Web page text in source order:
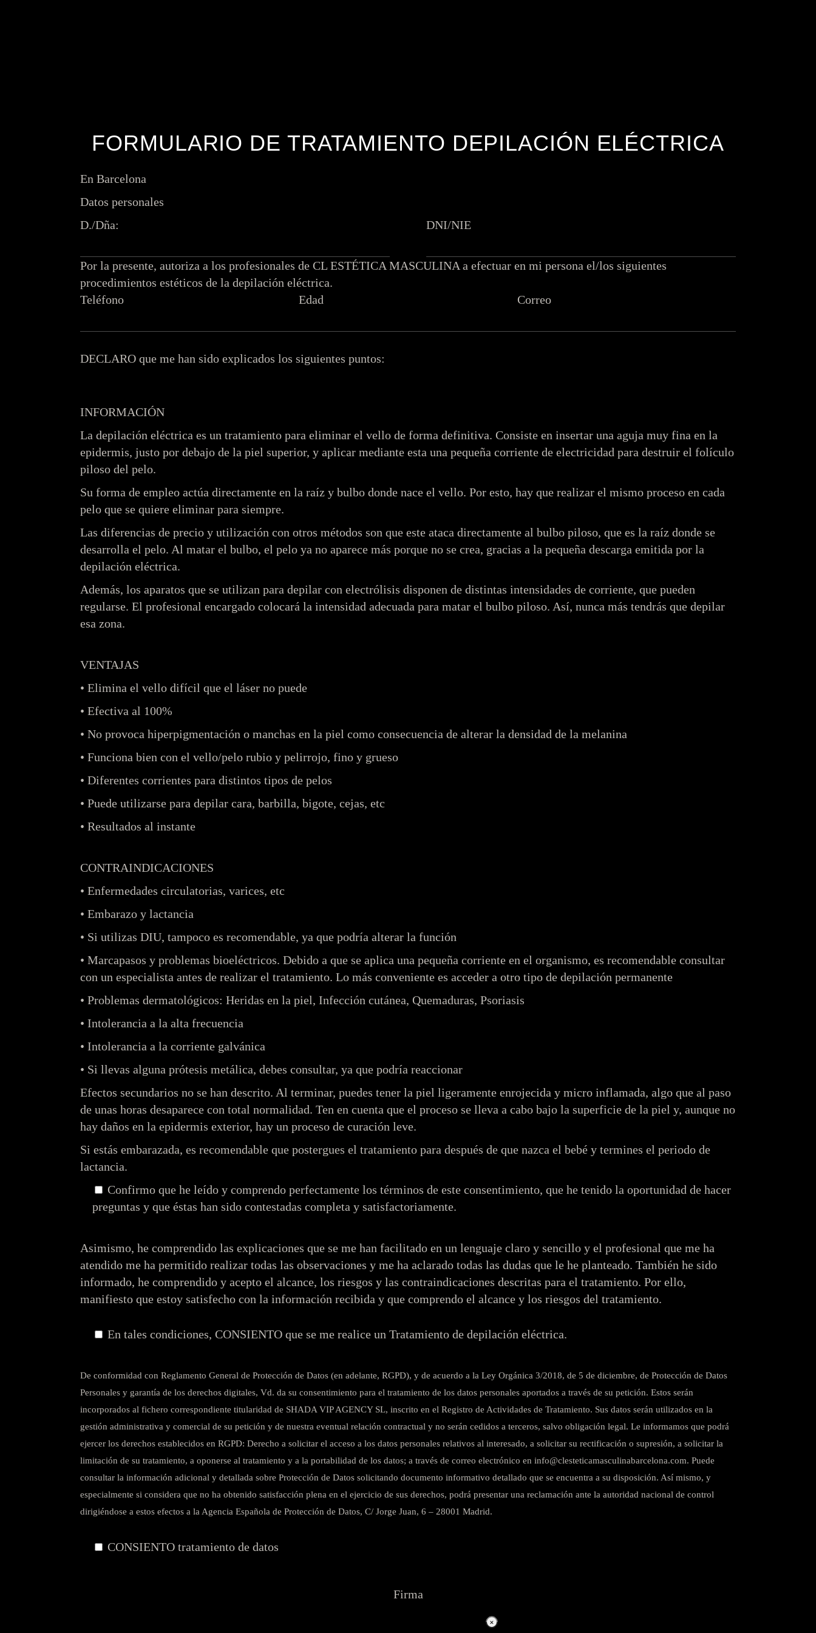
FORMULARIO DE TRATAMIENTO DEPILACIÓN ELÉCTRICA
En Barcelona
Datos personales
D./Dña:
DNI/NIE
Por la presente, autoriza a los profesionales de CL ESTÉTICA MASCULINA a efectuar en mi persona el/los siguientes
procedimientos estéticos de la depilación eléctrica.
Teléfono
Edad Correo
DECLARO que me han sido explicados los siguientes puntos:
INFORMACIÓN
La depilación eléctrica es un tratamiento para eliminar el vello de forma definitiva. Consiste en insertar una aguja muy fina en la
epidermis, justo por debajo de la piel superior, y aplicar mediante esta una pequeña corriente de electricidad para destruir el folículo
piloso del pelo.
Su forma de empleo actúa directamente en la raíz y bulbo donde nace el vello. Por esto, hay que realizar el mismo proceso en cada
pelo que se quiere eliminar para siempre.
Las diferencias de precio y utilización con otros métodos son que este ataca directamente al bulbo piloso, que es la raíz donde se
desarrolla el pelo. Al matar el bulbo, el pelo ya no aparece más porque no se crea, gracias a la pequeña descarga emitida por la
depilación eléctrica.
Además, los aparatos que se utilizan para depilar con electrólisis disponen de distintas intensidades de corriente, que pueden
regularse. El profesional encargado colocará la intensidad adecuada para matar el bulbo piloso. Así, nunca más tendrás que depilar
esa zona.
VENTAJAS
• Elimina el vello difícil que el láser no puede
• Efectiva al 100%
• No provoca hiperpigmentación o manchas en la piel como consecuencia de alterar la densidad de la melanina
• Funciona bien con el vello/pelo rubio y pelirrojo, fino y grueso
• Diferentes corrientes para distintos tipos de pelos
• Puede utilizarse para depilar cara, barbilla, bigote, cejas, etc
• Resultados al instante
CONTRAINDICACIONES
• Enfermedades circulatorias, varices, etc
• Embarazo y lactancia
• Si utilizas DIU, tampoco es recomendable, ya que podría alterar la función
• Marcapasos y problemas bioeléctricos. Debido a que se aplica una pequeña corriente en el organismo, es recomendable consultar
con un especialista antes de realizar el tratamiento. Lo más conveniente es acceder a otro tipo de depilación permanente
• Problemas dermatológicos: Heridas en la piel, Infección cutánea, Quemaduras, Psoriasis
• Intolerancia a la alta frecuencia
• Intolerancia a la corriente galvánica
• Si llevas alguna prótesis metálica, debes consultar, ya que podría reaccionar
Efectos secundarios no se han descrito. Al terminar, puedes tener la piel ligeramente enrojecida y micro inflamada, algo que al paso
de unas horas desaparece con total normalidad. Ten en cuenta que el proceso se lleva a cabo bajo la superficie de la piel y, aunque no
hay daños en la epidermis exterior, hay un proceso de curación leve.
Si estás embarazada, es recomendable que postergues el tratamiento para después de que nazca el bebé y termines el periodo de
lactancia.
Confirmo que he leído y comprendo perfectamente los términos de este consentimiento, que he tenido la oportunidad de hacer
preguntas y que éstas han sido contestadas completa y satisfactoriamente.
Asimismo, he comprendido las explicaciones que se me han facilitado en un lenguaje claro y sencillo y el profesional que me ha
atendido me ha permitido realizar todas las observaciones y me ha aclarado todas las dudas que le he planteado. También he sido
informado, he comprendido y acepto el alcance, los riesgos y las contraindicaciones descritas para el tratamiento. Por ello,
manifiesto que estoy satisfecho con la información recibida y que comprendo el alcance y los riesgos del tratamiento.
En tales condiciones, CONSIENTO que se me realice un Tratamiento de depilación eléctrica.
De conformidad con Reglamento General de Protección de Datos (en adelante, RGPD), y de acuerdo a la Ley Orgánica 3/2018, de 5 de diciembre, de Protección de Datos
Personales y garantía de los derechos digitales, Vd. da su consentimiento para el tratamiento de los datos personales aportados a través de su petición. Estos serán
incorporados al fichero correspondiente titularidad de SHADA VIP AGENCY SL, inscrito en el Registro de Actividades de Tratamiento. Sus datos serán utilizados en la
gestión administrativa y comercial de su petición y de nuestra eventual relación contractual y no serán cedidos a terceros, salvo obligación legal. Le informamos que podrá
ejercer los derechos establecidos en RGPD: Derecho a solicitar el acceso a los datos personales relativos al interesado, a solicitar su rectificación o supresión, a solicitar la
limitación de su tratamiento, a oponerse al tratamiento y a la portabilidad de los datos; a través de correo electrónico en info@clesteticamasculinabarcelona.com. Puede
consultar la información adicional y detallada sobre Protección de Datos solicitando documento informativo detallado que se encuentra a su disposición. Así mismo, y
especialmente si considera que no ha obtenido satisfacción plena en el ejercicio de sus derechos, podrá presentar una reclamación ante la autoridad nacional de control
dirigiéndose a estos efectos a la Agencia Española de Protección de Datos, C/ Jorge Juan, 6 – 28001 Madrid.
CONSIENTO tratamiento de datos
Firma